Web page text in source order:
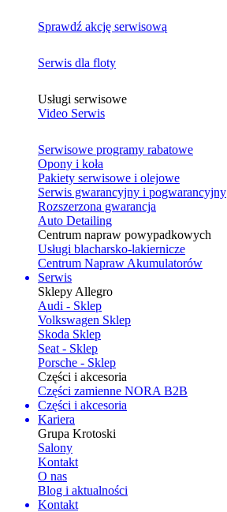
Sprawdź akcję serwisową
Serwis dla floty
Usługi serwisowe
Video Serwis
Serwisowe programy rabatowe
Opony i koła
Pakiety serwisowe i olejowe
Serwis gwarancyjny i pogwarancyjny
Rozszerzona gwarancja
Auto Detailing
Centrum napraw powypadkowych
Usługi blacharsko-lakiernicze
Centrum Napraw Akumulatorów
Serwis
Sklepy Allegro
Audi - Sklep
Volkswagen Sklep
Skoda Sklep
Seat - Sklep
Porsche - Sklep
Części i akcesoria
Części zamienne NORA B2B
Części i akcesoria
Kariera
Grupa Krotoski
Salony
Kontakt
O nas
Blog i aktualności
Kontakt